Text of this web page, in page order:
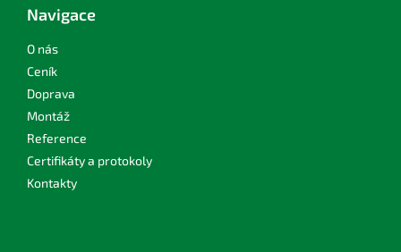
Navigace
O nás
Ceník
Doprava
Montáž
Reference
Certifikáty a protokoly
Kontakty